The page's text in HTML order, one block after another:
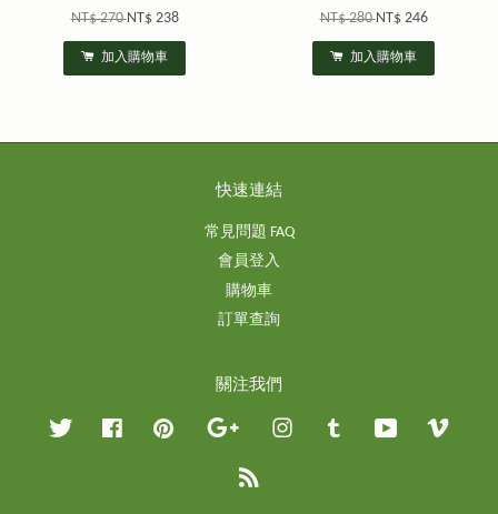
NT$ 270NT$ 238
加入購物車
NT$ 280NT$ 246
加入購物車
快速連結
常見問題 FAQ
會員登入
購物車
訂單查詢
關注我們
Twitter Facebook Pinterest Google InstagramTumblr YouTube